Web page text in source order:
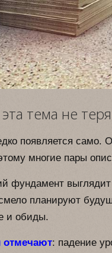
тема не
появляется само.
многие пары
фундамент
планируют
и обиды.
отмечают: падение